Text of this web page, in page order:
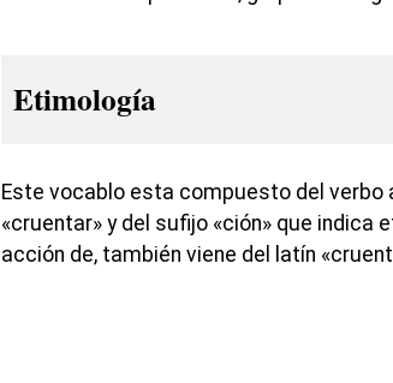
Etimología
Este vocablo esta compuesto del
«cruentar» y del sufijo «ción» que indica
acción de, también viene del latín